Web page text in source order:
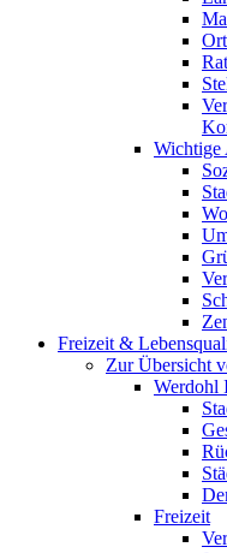
Wichtige
Freizeit &
Zur Übersicht
Werdohl
Freizeit